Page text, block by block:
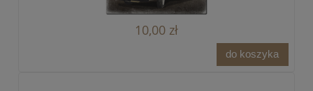
10,00 zł
do koszyka